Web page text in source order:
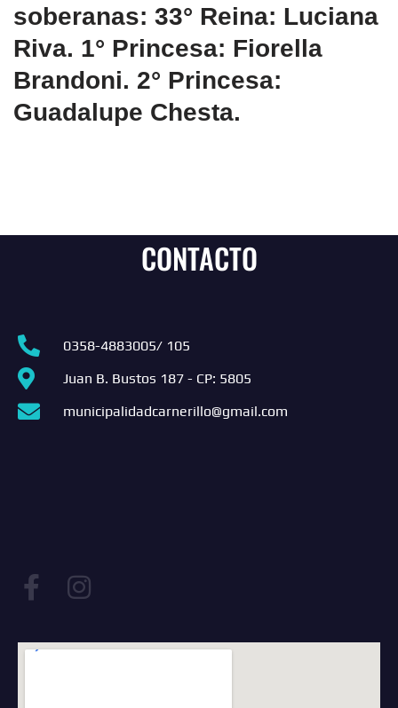
soberanas: 33° Reina: Luciana
Riva. 1° Princesa: Fiorella
Brandoni. 2° Princesa:
Guadalupe Chesta.
CONTACTO
0358-4883005/ 105
Juan B. Bustos 187 - CP: 5805
municipalidadcarnerillo@gmail.com